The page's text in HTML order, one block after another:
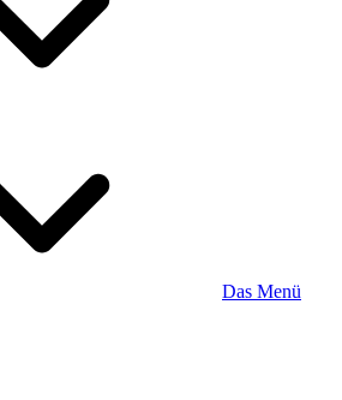
Das Menü